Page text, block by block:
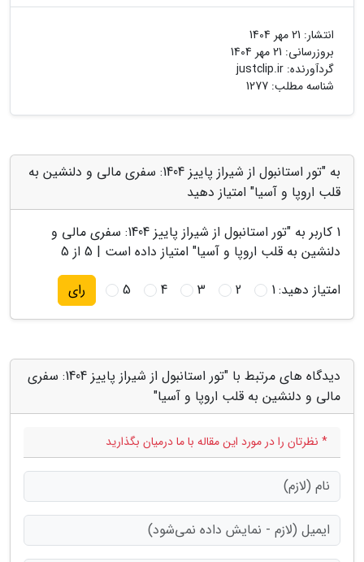
انتشار: 21 مهر 1404
بروزرسانی: 21 مهر 1404
گردآورنده: justclip.ir
شناسه مطلب: 1277
به "تور استانبول از شیراز پاییز 1404: سفری مالی و دلنشین به
قلب اروپا و آسیا" امتیاز دهید
1 کاربر به "
تور استانبول از شیراز پاییز 1404: سفری مالی و
دلنشین به قلب اروپا و آسیا" امتیاز داده است | 5 از 5
امتیاز دهید:1
2
3
4
5 رای
دیدگاه های مرتبط با "تور استانبول از شیراز پاییز 1404: سفری
مالی و دلنشین به قلب اروپا و آسیا"
* نظرتان را در مورد این مقاله با ما درمیان بگذارید